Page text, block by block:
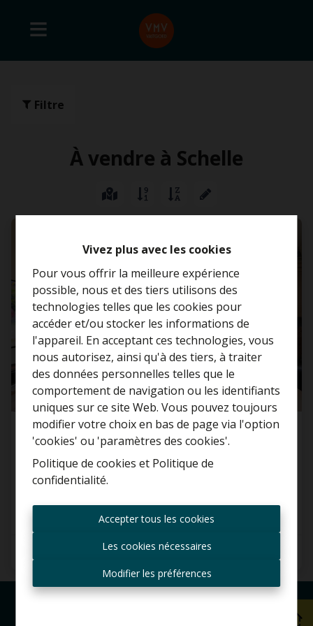
Vivez plus avec les cookies
Pour vous offrir la meilleure expérience
possible, nous et des tiers utilisons des
technologies telles que les cookies pour
accéder et/ou stocker les informations de
l'appareil. En acceptant ces technologies, vous
nous autorisez, ainsi qu'à des tiers, à traiter
des données personnelles telles que le
comportement de navigation ou les identifiants
uniques sur ce site Web. Vous pouvez toujours
modifier votre choix en bas de page via l'option
'cookies' ou 'paramètres des cookies'.
Politique de cookies et Politique de
confidentialité.
Accepter tous les cookies
Les cookies nécessaires
Modifier les préférences
Filtre
À vendre à Schelle
Appartement
2627 Schelle
100 m²
Curieux de connaître la
valeur de votre maison ?
Estimation gratuite
Toujours être le premier
informé des nouvelles
offres ?
mail